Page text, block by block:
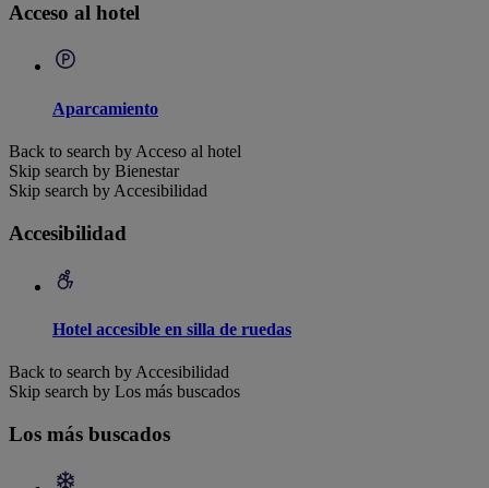
Acceso al hotel
Aparcamiento
Back to search by Acceso al hotel
Skip search by Bienestar
Skip search by Accesibilidad
Accesibilidad
Hotel accesible en silla de ruedas
Back to search by Accesibilidad
Skip search by Los más buscados
Los más buscados